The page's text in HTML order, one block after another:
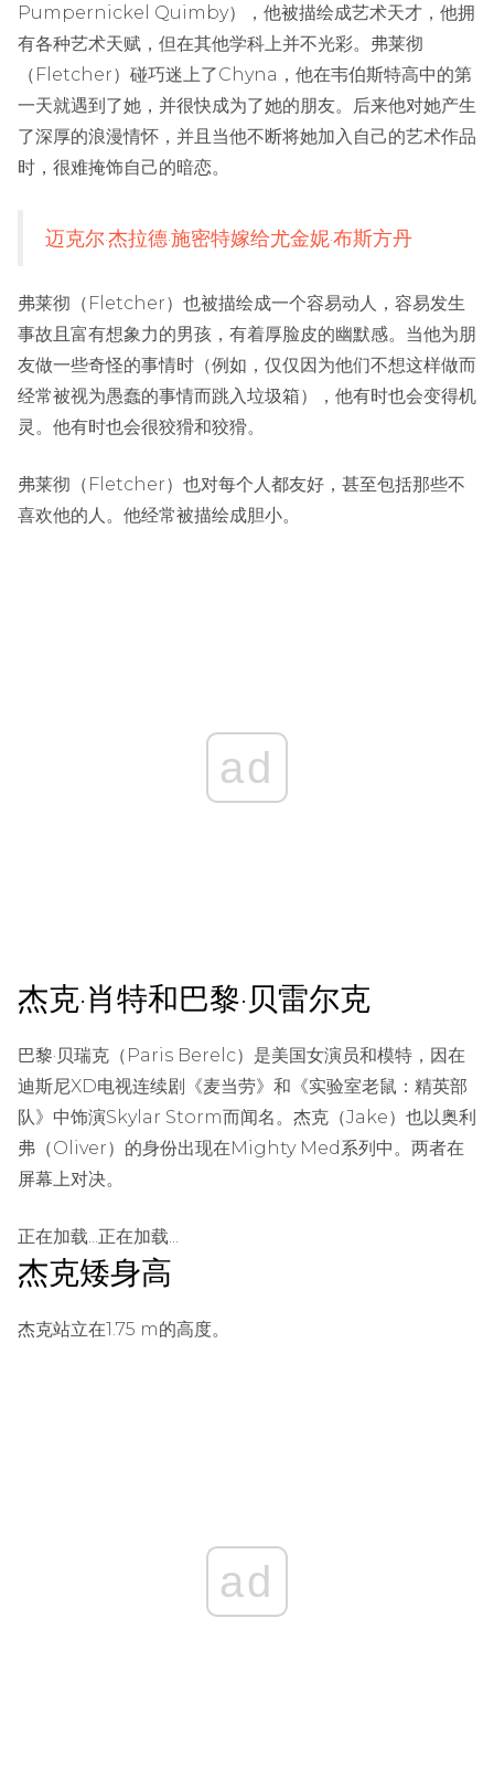
Pumpernickel Quimby），他被描绘成艺术天才，他拥
有各种艺术天赋，但在其他学科上并不光彩。弗莱彻
（Fletcher）碰巧迷上了Chyna，他在韦伯斯特高中的第
一天就遇到了她，并很快成为了她的朋友。后来他对她产生
了深厚的浪漫情怀，并且当他不断将她加入自己的艺术作品
时，很难掩饰自己的暗恋。
迈克尔·杰拉德·施密特嫁给尤金妮·布斯方丹
弗莱彻（Fletcher）也被描绘成一个容易动人，容易发生
事故且富有想象力的男孩，有着厚脸皮的幽默感。当他为朋
友做一些奇怪的事情时（例如，仅仅因为他们不想这样做而
经常被视为愚蠢的事情而跳入垃圾箱），他有时也会变得机
灵。他有时也会很狡猾和狡猾。
弗莱彻（Fletcher）也对每个人都友好，甚至包括那些不
喜欢他的人。他经常被描绘成胆小。
ad
杰克·肖特和巴黎·贝雷尔克
巴黎·贝瑞克（Paris Berelc）是美国女演员和模特，因在
迪斯尼XD电视连续剧《麦当劳》和《实验室老鼠：精英部
队》中饰演Skylar Storm而闻名。杰克（Jake）也以奥利
弗（Oliver）的身份出现在Mighty Med系列中。两者在
屏幕上对决。
正在加载...正在加载...
杰克矮身高
杰克站立在1.75 m的高度。
ad